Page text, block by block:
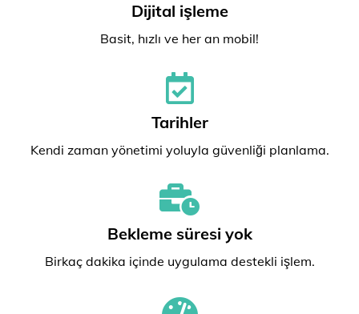
Dijital işleme
Basit, hızlı ve her an mobil!
Tarihler
Kendi zaman yönetimi yoluyla güvenliği planlama.
Bekleme süresi yok
Birkaç dakika içinde uygulama destekli işlem.